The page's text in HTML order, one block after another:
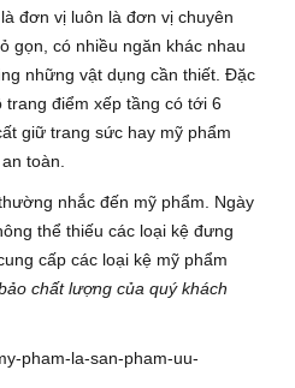
đơn vị luôn là đơn vị chuyên
gọn, có nhiều ngăn khác nhau
những vật dụng cần thiết. Đặc
điểm xếp tầng có tới 6
giữ trang sức hay mỹ phẩm
toàn.
nhắc đến mỹ phẩm. Ngày
thể thiếu các loại kệ đưng
cấp các loại kệ mỹ phẩm
chất lượng của quý khách